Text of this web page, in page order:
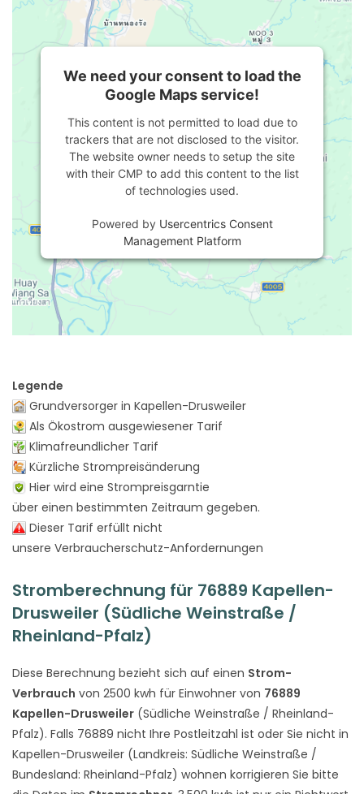
We need your consent to load the
Google Maps service!
This content is not permitted to load due to
trackers that are not disclosed to the visitor.
The website owner needs to setup the site
with their CMP to add this content to the list
of technologies used.
Powered by Usercentrics Consent
Management Platform
Legende
Grundversorger in Kapellen-Drusweiler
Als Ökostrom ausgewiesener Tarif
Klimafreundlicher Tarif
Kürzliche Strompreisänderung
Hier wird eine Strompreisgarntie
über einen bestimmten Zeitraum gegeben.
Dieser Tarif erfüllt nicht
unsere Verbraucherschutz-Anfordernungen
Stromberechnung für 76889 Kapellen-
Drusweiler (Südliche Weinstraße /
Rheinland-Pfalz)
Diese Berechnung bezieht sich auf einen Strom-
Verbrauch von 2500 kwh für Einwohner von 76889
Kapellen-Drusweiler (Südliche Weinstraße / Rheinland-
Pfalz). Falls 76889 nicht Ihre Postleitzahl ist oder Sie nicht in
Kapellen-Drusweiler (Landkreis: Südliche Weinstraße /
Bundesland: Rheinland-Pfalz) wohnen korrigieren Sie bitte